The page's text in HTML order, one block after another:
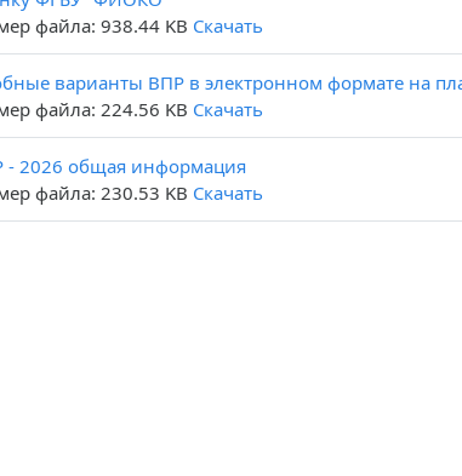
файла: 938.44 KB Скачать
варианты ВПР в электронном формате на
файла: 224.56 KB Скачать
- 2026 общая информация
файла: 230.53 KB Скачать